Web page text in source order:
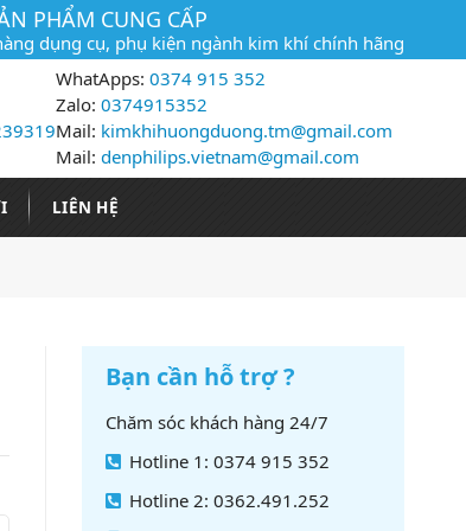
PHẨM CUNG CẤP
dụng cụ, phụ kiện ngành kim khí chính hãng
WhatApps: 0374 915 352
Zalo: 0374915352
Mail: kimkhihuongduong.tm@gmail.com
Mail: denphilips.vietnam@gmail.com
LIÊN HỆ
Bạn cần hỗ trợ ?
Chăm sóc khách hàng 24/7
Hotline 1: 0374 915 352
Hotline 2: 0362.491.252